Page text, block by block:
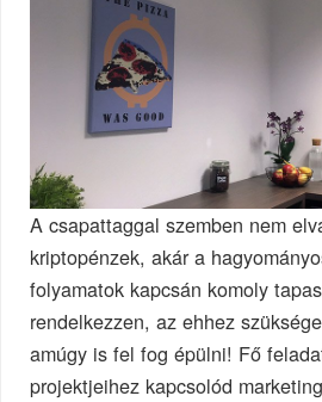
A csapattaggal szemben nem
kriptopénzek, akár a
folyamatok kapcsán komoly
rendelkezzen, az ehhez
amúgy is fel fog épülni! Fő
projektjeihez kapcsolód